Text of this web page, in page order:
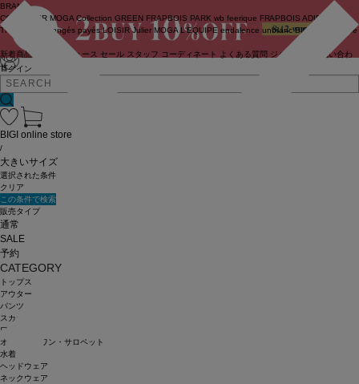
ログイン
BRAND
COUTURIER MOGA Collection GREEN FRAPBOIS PARK wb feerique FRAPBOIS ADIEU
TRISTESSE
congés payés LOISIR Julier MOGA L'EQUIPE endalence unbilanc BIGI online store
新着商品 ニュース セール スタッフ コーディネート よくある質問 ジャーナル
お問い合わ
せ
BIGI online store
/
大きいサイズ
選択された条件
クリア
この条件で検索
販売タイプ
通常
SALE
予約
CATEGORY
トップス
アウター
パンツ
スカート
ワンピース
オールインワン・サロペット
水着
ヘッドウェア
ネックウェア